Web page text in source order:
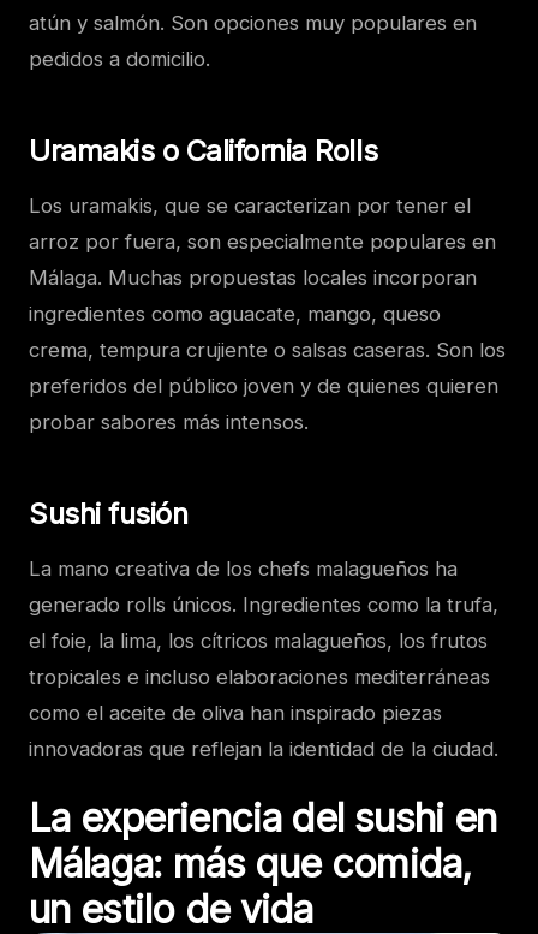
atún y salmón. Son opciones muy populares en
pedidos a domicilio.
Uramakis o California Rolls
Los uramakis, que se caracterizan por tener el
arroz por fuera, son especialmente populares en
Málaga. Muchas propuestas locales incorporan
ingredientes como aguacate, mango, queso
crema, tempura crujiente o salsas caseras. Son los
preferidos del público joven y de quienes quieren
probar sabores más intensos.
Sushi fusión
La mano creativa de los chefs malagueños ha
generado rolls únicos. Ingredientes como la trufa,
el foie, la lima, los cítricos malagueños, los frutos
tropicales e incluso elaboraciones mediterráneas
como el aceite de oliva han inspirado piezas
innovadoras que reflejan la identidad de la ciudad.
La experiencia del sushi en
Málaga: más que comida,
un estilo de vida